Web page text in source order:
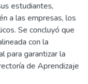
estudiantes,
a las empresas, los
Se concluyó que
con la
para garantizar la
de Aprendizaje